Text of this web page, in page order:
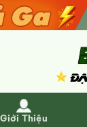
Giới Thiệu